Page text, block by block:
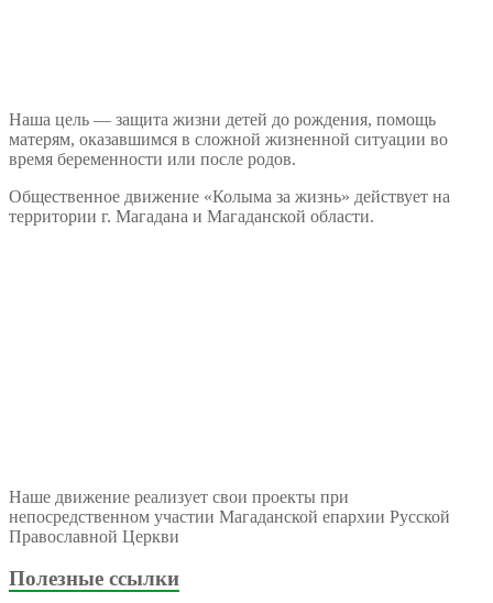
Наша цель — защита жизни детей до рождения, помощь
матерям, оказавшимся в сложной жизненной ситуации во
время беременности или после родов.
Общественное движение «Колыма за жизнь» действует на
территории г. Магадана и Магаданской области.
Наше движение реализует свои проекты при
непосредственном участии Магаданской епархии Русской
Православной Церкви
Полезные ссылки